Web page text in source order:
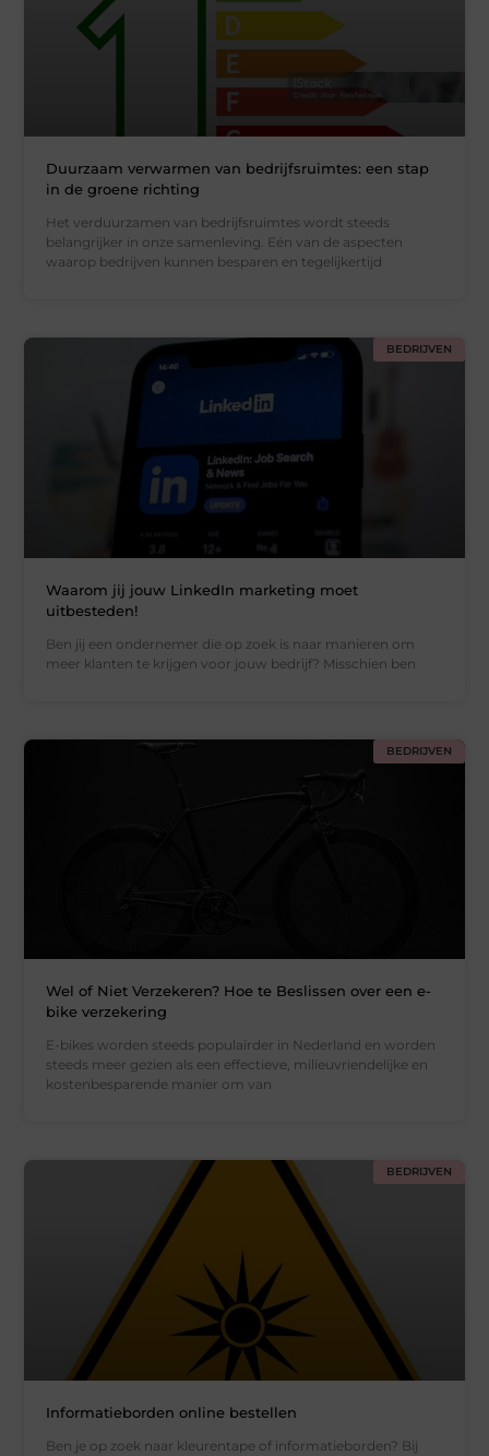
Duurzaam verwarmen van bedrijfsruimtes: een stap
in de groene richting
Het verduurzamen van bedrijfsruimtes wordt steeds
belangrijker in onze samenleving. Eén van de aspecten
waarop bedrijven kunnen besparen en tegelijkertijd
BEDRIJVEN
Waarom jij jouw LinkedIn marketing moet
uitbesteden!
Ben jij een ondernemer die op zoek is naar manieren om
meer klanten te krijgen voor jouw bedrijf? Misschien ben
BEDRIJVEN
Wel of Niet Verzekeren? Hoe te Beslissen over een e-
bike verzekering
E-bikes worden steeds populairder in Nederland en worden
steeds meer gezien als een effectieve, milieuvriendelijke en
kostenbesparende manier om van
BEDRIJVEN
Informatieborden online bestellen
Ben je op zoek naar kleurentape of informatieborden? Bij